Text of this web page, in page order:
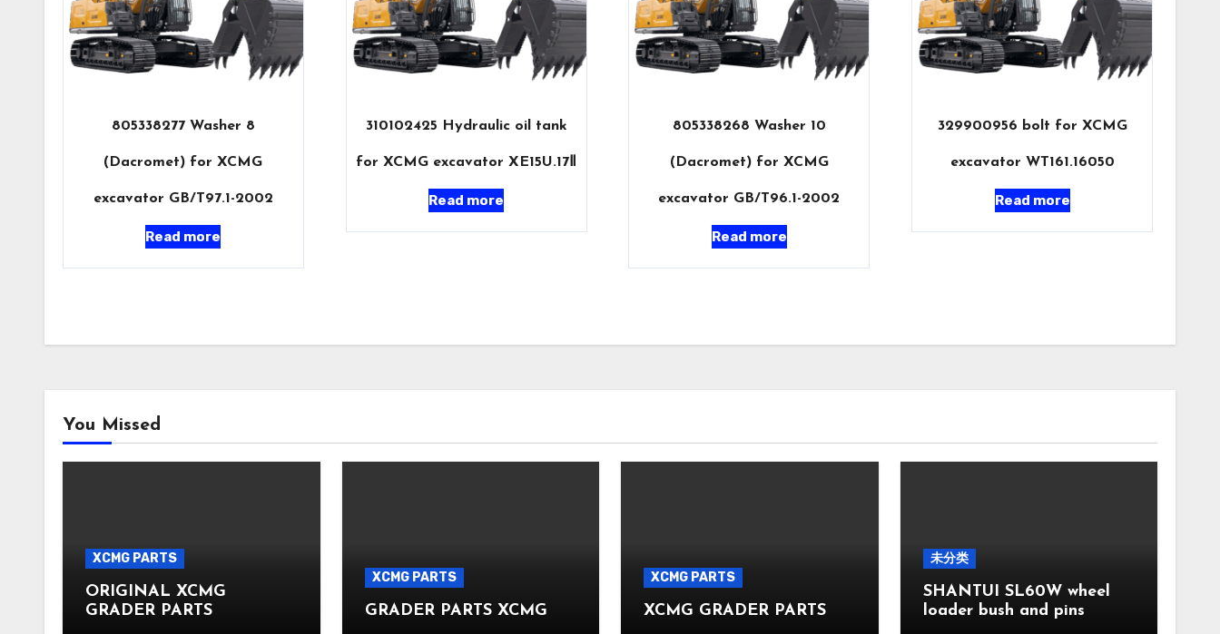
805338277 Washer 8
(Dacromet) for XCMG
excavator GB/T97.1-2002
Read more
310102425 Hydraulic oil tank
for XCMG excavator XE15U.17Ⅱ
Read more
805338268 Washer 10
(Dacromet) for XCMG
excavator GB/T96.1-2002
Read more
329900956 bolt for XCMG
excavator WT161.16050
Read more
You Missed
XCMG PARTS
ORIGINAL XCMG
GRADER PARTS
XCMG PARTS
GRADER PARTS XCMG
XCMG PARTS
XCMG GRADER PARTS
未分类
SHANTUI SL60W wheel
loader bush and pins